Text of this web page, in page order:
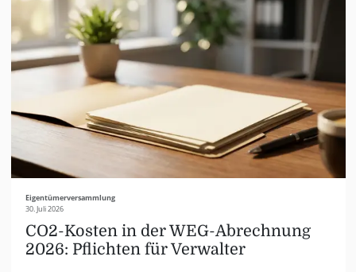
Eigentümerversammlung
30. Juli 2026
CO2-Kosten in der WEG-Abrechnung
2026: Pflichten für Verwalter